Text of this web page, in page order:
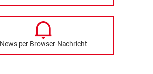
News per Browser-Nachricht